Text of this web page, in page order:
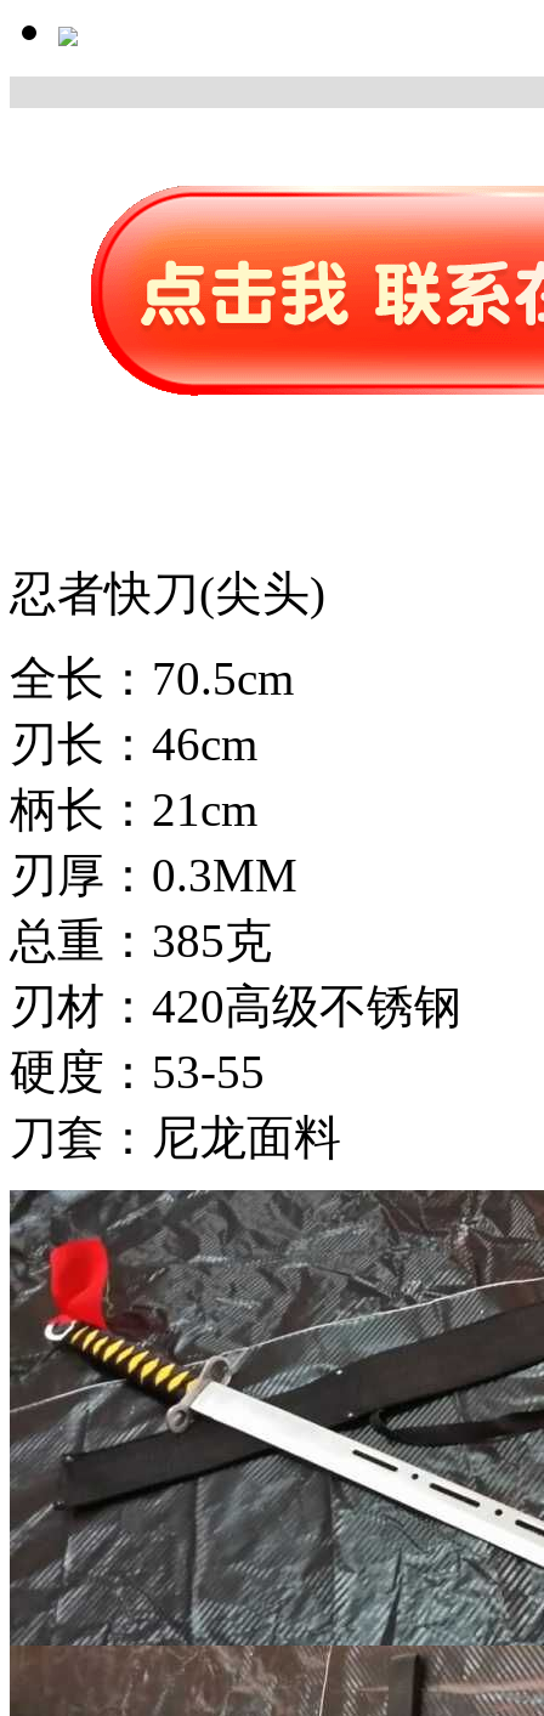
忍者快刀(尖头)
全长：70.5cm
刃长：46cm
柄长：21cm
刃厚：0.3MM
总重：385克
刃材：420高级不锈钢
硬度：53-55
刀套：尼龙面料